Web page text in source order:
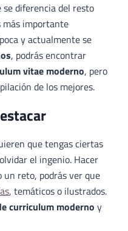
se diferencia del resto
más importante
y actualmente se
, podrás encontrar
vitae moderno, pero
de los mejores.
que tengas ciertas
el ingenio. Hacer
un reto, podrás ver que
, temáticos o ilustrados.
curriculum moderno y